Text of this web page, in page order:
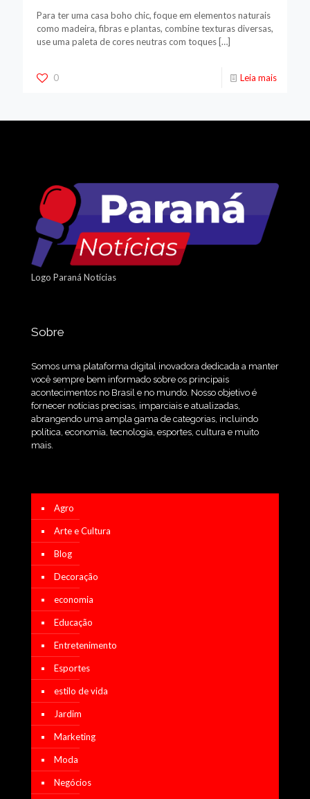
Para ter uma casa boho chic, foque em elementos naturais
como madeira, fibras e plantas, combine texturas diversas,
use uma paleta de cores neutras com toques […]
0 Leia mais
Logo Paraná Notícias
Sobre
Somos uma plataforma digital inovadora dedicada a manter
você sempre bem informado sobre os principais
acontecimentos no Brasil e no mundo. Nosso objetivo é
fornecer notícias precisas, imparciais e atualizadas,
abrangendo uma ampla gama de categorias, incluindo
política, economia, tecnologia, esportes, cultura e muito
mais.
Agro
Arte e Cultura
Blog
Decoração
economia
Educação
Entretenimento
Esportes
estilo de vida
Jardim
Marketing
Moda
Negócios